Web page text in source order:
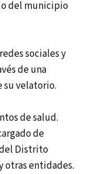
del municipio
sociales y
de una
su velatorio.
de salud.
de
Distrito
otras entidades.